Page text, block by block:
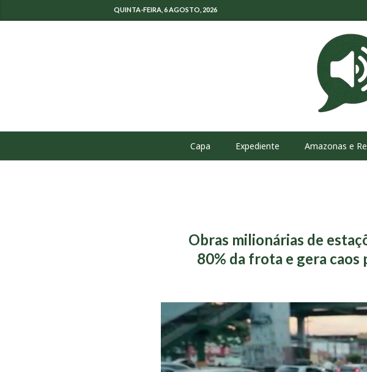
QUINTA-FEIRA, 6 AGOSTO, 2026
Capa Expediente Amazonas e
Obras milionárias de
80% da frota e gera caos